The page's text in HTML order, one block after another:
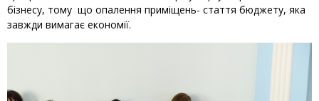
бізнесу, тому що опалення приміщень- стаття бюджету, яка
завжди вимагає економії.